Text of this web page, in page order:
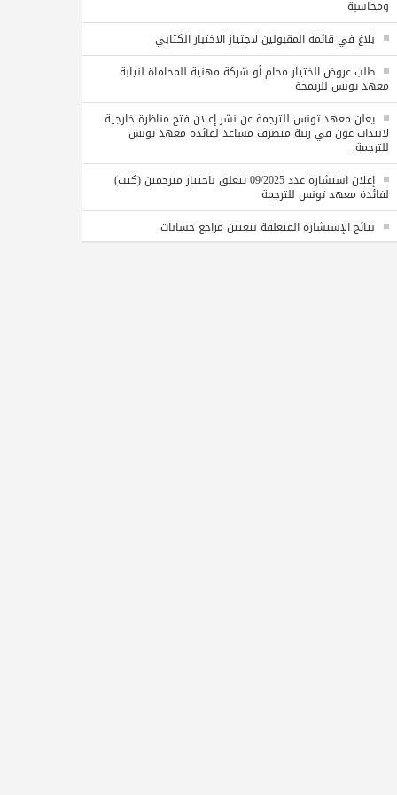
ومحاسبة
بلاغ في قائمة المقبولين لاجتياز الاختبار الكتابي
طلب عروض الختيار محام أو شركة مهنية للمحاماة لنيابة
معهد تونس للرتمجة
يعلن معهد تونس للترجمة عن نشر إعلان فتح مناظرة خارجية
لانتداب عون في رتبة متصرف مساعد لفائدة معهد تونس
للترجمة.
إعلان استشارة عدد 09/2025 تتعلق باختيار مترجمين (كتب)
لفائدة معهد تونس للترجمة
نتائج الإستشارة المتعلقة بتعيين مراجع حسابات